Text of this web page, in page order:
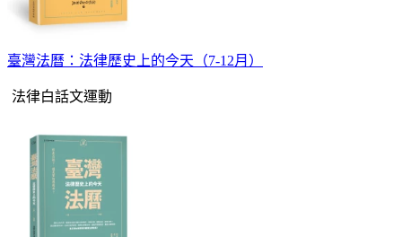
臺灣法曆：法律歷史上的今天（7-12月）
法律白話文運動